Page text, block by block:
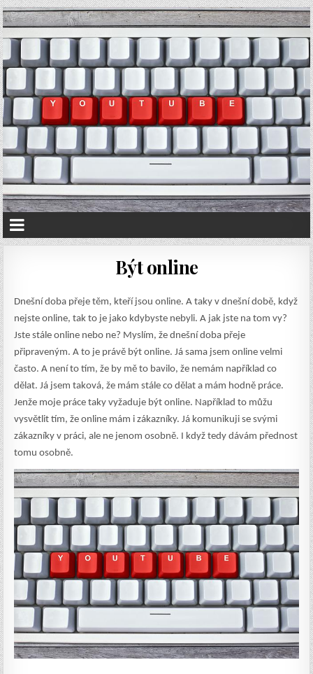
Být online
Dnešní doba přeje těm, kteří jsou online. A taky v dnešní době, když
nejste online, tak to je jako kdybyste nebyli. A jak jste na tom vy?
Jste stále online nebo ne? Myslím, že dnešní doba přeje
připraveným. A to je právě být online. Já sama jsem online velmi
často. A není to tím, že by mě to bavilo, že nemám například co
dělat. Já jsem taková, že mám stále co dělat a mám hodně práce.
Jenže moje práce taky vyžaduje být online. Například to můžu
vysvětlit tím, že online mám i zákazníky. Já komunikuji se svými
zákazníky v práci, ale ne jenom osobně. I když tedy dávám přednost
tomu osobně.